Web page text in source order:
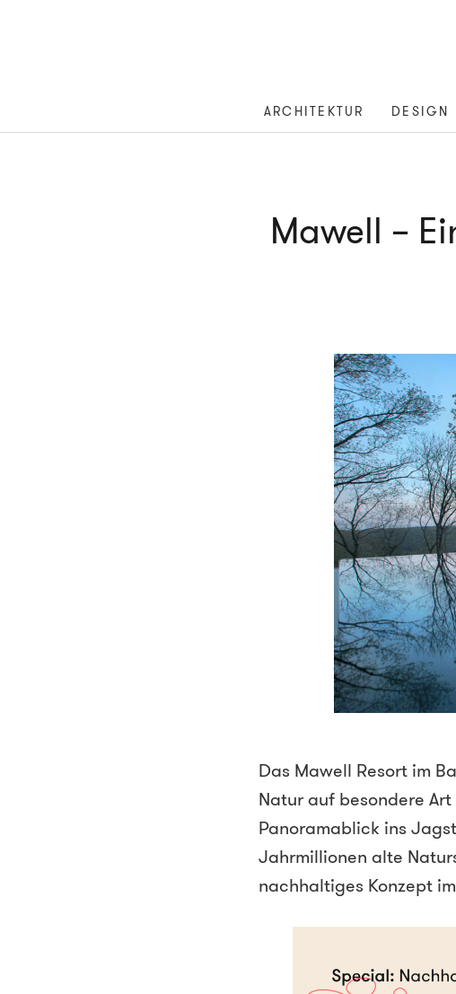
ARCHITEKTUR DESIGN
Mawell –
Das Mawell Resort im
Natur auf besondere
Panoramablick ins
Jahrmillionen alte
nachhaltiges Konzept